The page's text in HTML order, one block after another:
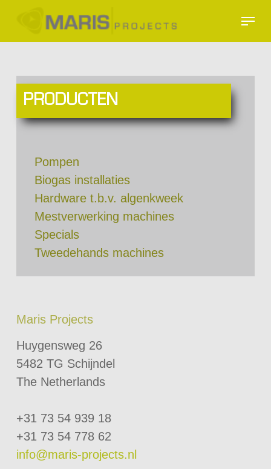
main
Menu
PRODUCTEN
Pompen
Biogas installaties
Hardware t.b.v. algenkweek
Mestverwerking machines
Specials
Tweedehands machines
Maris Projects
Huygensweg 26
5482 TG Schijndel
The Netherlands
+31 73 54 939 18
+31 73 54 778 62
info@maris-projects.nl
Close